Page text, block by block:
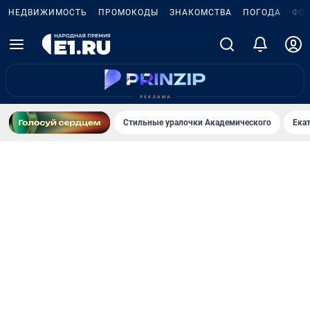
НЕДВИЖИМОСТЬ ПРОМОКОДЫ ЗНАКОМСТВА ПОГОДА
Стильные уралочки Академического